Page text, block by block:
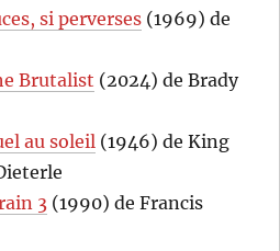
si perverses (1969) de
Brutalist (2024) de Brady
au soleil (1946) de King
3 (1990) de Francis